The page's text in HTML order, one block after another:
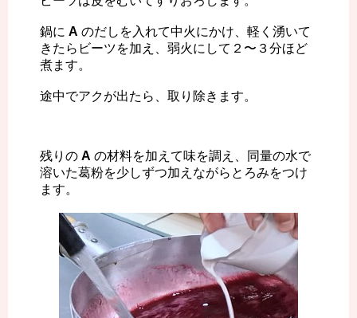
鍋に A のだしを入れて中火にかけ、軽く湧いて
きたらビーツを加え、弱火にして２〜３分ほど
煮ます。
途中でアクが出たら、取り除きます。
残りの A の材料を加えて味を調え、同量の水で
溶いた葛粉を少しずつ加えながらとろみをつけ
ます。